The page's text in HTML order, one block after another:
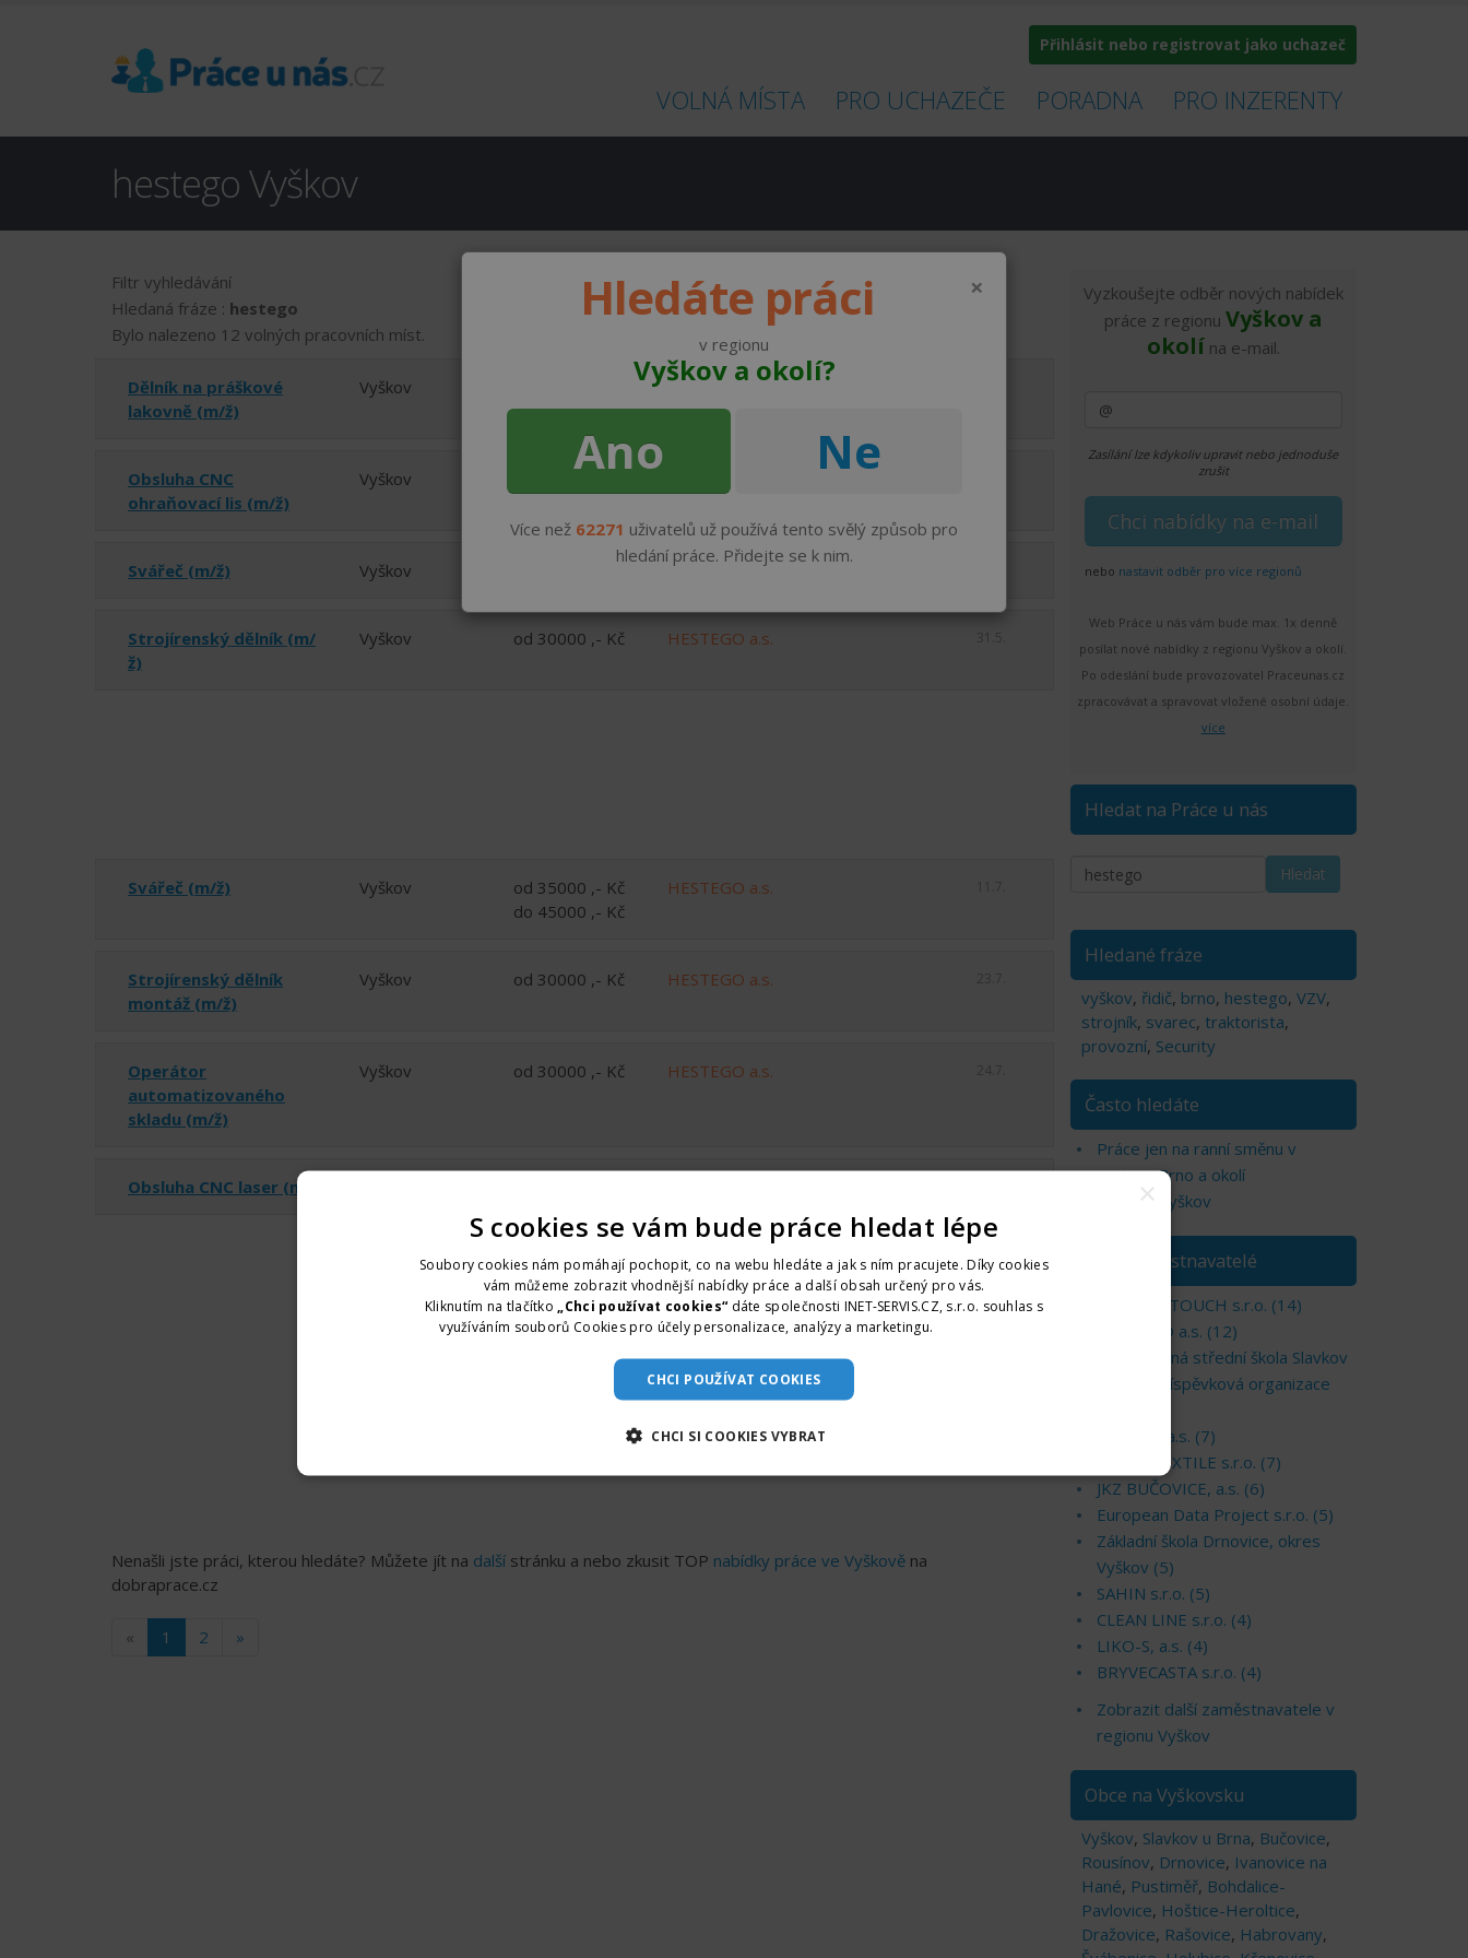
Přihlásit nebo registrovat jako uchazeč
VOLNÁ MÍSTA PRO UCHAZEČE PORADNA PRO INZERENTY
hestego Vyškov
Filtr vyhledávání
Hledaná fráze : hestego
Bylo nalezeno 12 volných pracovních míst.
Dělník na práškové
lakovně (m/ž)
Vyškov
do 35000 ,- Kč
HESTEGO a.s.
Obsluha CNC
ohraňovací lis (m/ž)
Vyškov
Svářeč (m/ž) Vyškov HESTEGO a.s.
Strojírenský dělník (m/
ž)
Vyškov od 30000 ,- Kč HESTEGO a.s.
Svářeč (m/ž) Vyškov
od 35000 ,- Kč
do 45000 ,- Kč
HESTEGO a.s.
Strojírenský dělník
montáž (m/ž)
Vyškov od 30000 ,- Kč HESTEGO a.s.
Operátor
automatizovaného
skladu (m/ž)
Vyškov od 30000 ,- Kč HESTEGO a.s.
Obsluha CNC laser (m/ž)
Nenašli jste práci, kterou hledáte? Můžete jít na další stránku a nebo zkusit TOP nabídky práce ve Vyškově na
dobraprace.cz
« 1 2 »
Vyzkoušejte odběr nových nabídek
práce z regionu Vyškov a
okolí na e-mail.
Zasílání lze kdykoliv upravit nebo jednoduše
zrušit
nebo nastavit odběr pro více regionů
Web Práce u nás vám bude max. 1x denně
posílat nové nabídky z regionu Vyškov a okolí.
Po odeslání bude provozovatel Praceunas.cz
zpracovávat a spravovat vložené osobní údaje.
více
Hledat na Práce u nás
Hledané fráze
vyškov, řidič, brno, hestego, VZV,
strojník, svarec, traktorista,
provozní, Security
Často hledáte
Práce jen na ranní směnu v
regionu Brno a okolí
Brigády Vyškov
TOP zaměstnavatelé
KEEP-IN-TOUCH s.r.o. (14)
HESTEGO a.s. (12)
Integrovaná střední škola Slavkov
u Brna, příspěvková organizace
ANTREG,a.s. (7)
ELSA´S TEXTILE s.r.o. (7)
JKZ BUČOVICE, a.s. (6)
European Data Project s.r.o. (5)
Základní škola Drnovice, okres
Vyškov (5)
SAHIN s.r.o. (5)
CLEAN LINE s.r.o. (4)
LIKO-S, a.s. (4)
BRYVECASTA s.r.o. (4)
Zobrazit další zaměstnavatele v
regionu Vyškov
Obce na Vyškovsku
Vyškov, Slavkov u Brna, Bučovice,
Rousínov, Drnovice, Ivanovice na
Hané, Pustiměř, Bohdalice-
Pavlovice, Hoštice-Heroltice,
Dražovice, Rašovice, Habrovany,
×
Hledáte práci
v regionu
Vyškov a okolí?
Ano Ne
Více než 62271 uživatelů už používá tento svělý způsob pro
hledání práce. Přidejte se k nim.
×
S cookies se vám bude práce hledat lépe
Soubory cookies nám pomáhají pochopit, co na webu hledáte a jak s ním pracujete. Díky cookies
vám můžeme zobrazit vhodnější nabídky práce a další obsah určený pro vás.
Kliknutím na tlačítko
„Chci používat cookies“ dáte společnosti INET-SERVIS.CZ, s.r.o. souhlas s
využíváním souborů Cookies pro účely personalizace, analýzy a marketingu.
CHCI POUŽÍVAT COOKIES
CHCI SI COOKIES VYBRAT